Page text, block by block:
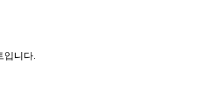
입니다.